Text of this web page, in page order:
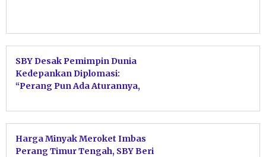
SBY Desak Pemimpin Dunia
Kedepankan Diplomasi:
“Perang Pun Ada Aturannya,
Harga Minyak Meroket Imbas
Perang Timur Tengah, SBY Beri